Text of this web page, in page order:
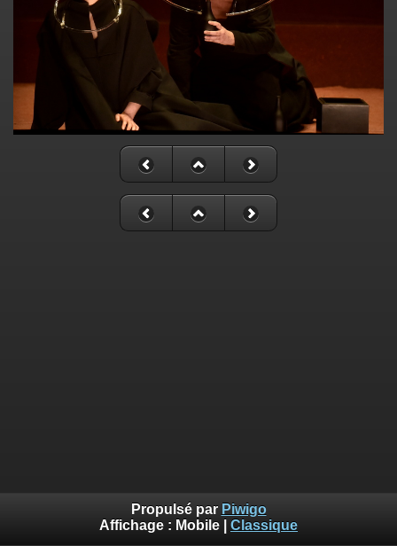
Propulsé par Piwigo
Affichage : Mobile Classique